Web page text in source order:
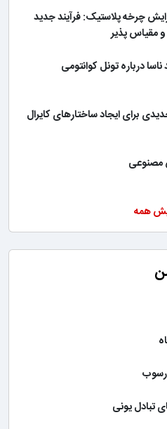
چرخه پلاستیک: فرآیند جدید
مقیاس پذیر
درباره تونل کوانتومی
برای ایجاد ساختارهای کایرال
همه
رسوب
تبادل یونی